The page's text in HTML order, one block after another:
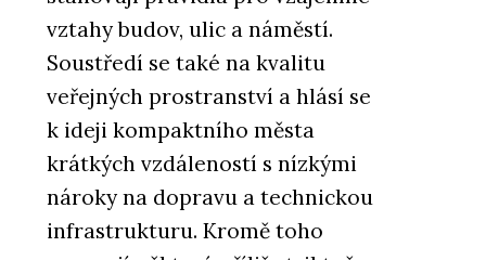
vztahy budov, ulic a náměstí.
Soustředí se také na kvalitu
veřejných prostranství a hlásí se
k ideji kompaktního města
krátkých vzdáleností s nízkými
nároky na dopravu a technickou
infrastrukturu. Kromě toho